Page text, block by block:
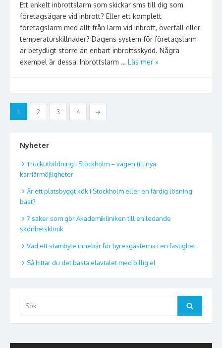
Ett enkelt inbrottslarm som skickar sms till dig som
företagsägare vid inbrott? Eller ett komplett
företagslarm med allt från larm vid inbrott, överfall eller
temperaturskillnader? Dagens system för företagslarm
är betydligt större än enbart inbrottsskydd. Några
exempel är dessa: Inbrottslarm … Läs mer »
Inläggsnavigering
1 2 3 4 →
Nyheter
Truckutbildning i Stockholm – vägen till nya
karriärmöjligheter
Är ett platsbyggt kök i Stockholm eller en färdig lösning
bäst?
7 saker som gör Akademikliniken till en ledande
skönhetsklinik
Vad ett stambyte innebär för hyresgästerna i en fastighet
Så hittar du det bästa elavtalet med billig el
efter:
Sök